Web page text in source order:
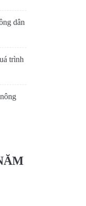
dân
trình